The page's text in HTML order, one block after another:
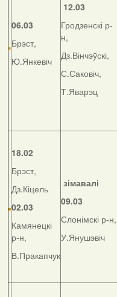
06.03
Брэст,
Ю.Янкевіч
12.03
Гродзенскі р-
н,
Дз.Вінчэўскі,
С.Саковіч,
Т.Яварэц
18.02
Брэст,
Дз.Кіцель
02.03
Камянецкі
р-н,
В.Пракапчук
зімавалі
09.03
Слонімскі р-н,
У.Янушэвіч